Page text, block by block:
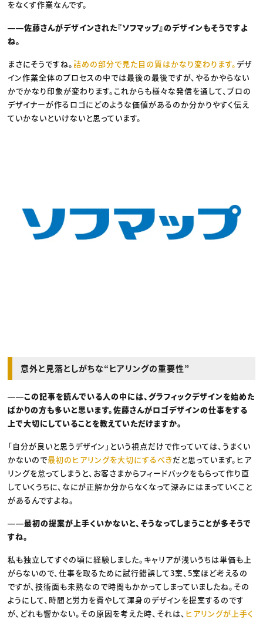
をなくす作業なんです。
――佐藤さんがデザインされた『ソフマップ』のデザインもそうですよ
ね。
まさにそうですね。詰めの部分で見た目の質はかなり変わります。 デザ
イン作業全体のプロセスの中では最後の最後ですが、やるかやらない
かでかなり印象が変わります。これからも様々な発信を通して、プロの
デザイナーが作るロゴにどのような価値があるのか分かりやすく伝え
ていかないといけないと思っています。
意外と見落としがちな“ヒアリングの重要性”
――この記事を読んでいる人の中には、グラフィックデザインを始めた
ばかりの方も多いと思います。佐藤さんがロゴデザインの仕事をする
上で大切にしていることを教えていただけますか。
「自分が良いと思うデザイン」という視点だけで作っていては、うまくい
かないので最初のヒアリングを大切にするべきだと思っています。ヒア
リングを怠ってしまうと、お客さまからフィードバックをもらって作り直
していくうちに、なにが正解か分からなくなって深みにはまっていくこと
があるんですよね。
――最初の提案が上手くいかないと、そうなってしまうことが多そうで
すね。
私も独立してすぐの頃に経験しました。キャリアが浅いうちは単価も上
がらないので、仕事を取るために試行錯誤して3案、5案ほど考えるの
ですが、技術面も未熟なので時間もかかってしまっていましたね。その
ようにして、時間と労力を費やして渾身のデザインを提案するのです
が、どれも響かない。その原因を考えた時、それは、 ヒアリングが上手く